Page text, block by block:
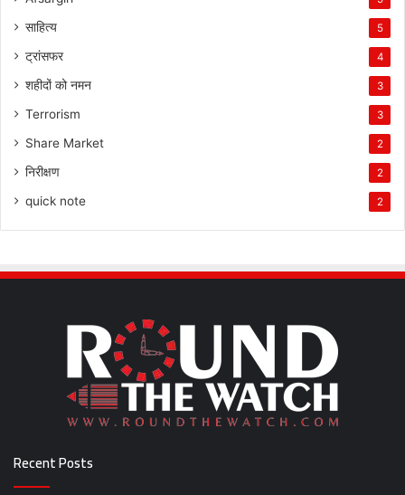
साहित्य 5
ट्रांसफर 4
शहीदों को नमन 3
Terrorism 3
Share Market 2
निरीक्षण 2
quick note 2
Recent Posts